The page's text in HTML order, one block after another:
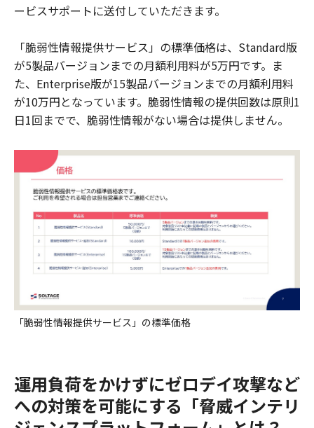
ービスサポートに送付していただきます。
「脆弱性情報提供サービス」の標準価格は、Standard版
が5製品バージョンまでの月額利用料が5万円です。ま
た、Enterprise版が15製品バージョンまでの月額利用料
が10万円となっています。脆弱性情報の提供回数は原則1
日1回までで、脆弱性情報がない場合は提供しません。
「脆弱性情報提供サービス」の標準価格
運用負荷をかけずにゼロデイ攻撃など
への対策を可能にする「脅威インテリ